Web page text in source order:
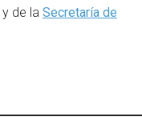
y de la Secretaría de